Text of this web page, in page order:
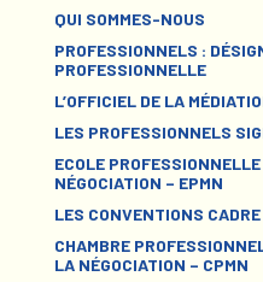
QUI SOMMES-NOUS
PROFESSIONNELS :
PROFESSIONNELLE
L’OFFICIEL DE LA
LES PROFESSIONNELS
ECOLE
NÉGOCIATION – EPMN
LES CONVENTIONS CADRE
CHAMBRE
LA NÉGOCIATION – CPMN